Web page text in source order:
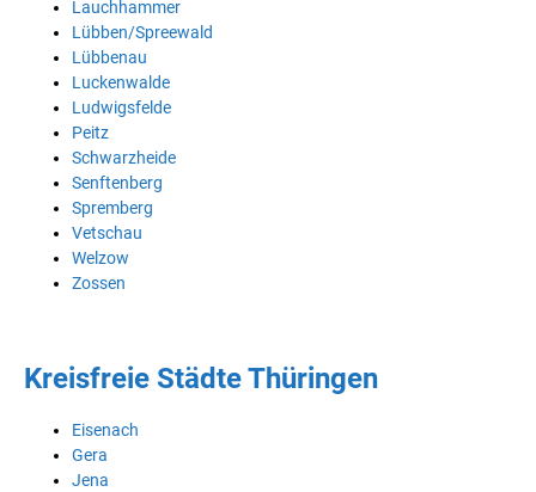
Lauchhammer
Lübben/Spreewald
Lübbenau
Luckenwalde
Ludwigsfelde
Peitz
Schwarzheide
Senftenberg
Spremberg
Vetschau
Welzow
Zossen
Kreisfreie Städte Thüringen
Eisenach
Gera
Jena